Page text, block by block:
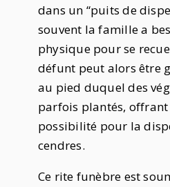
dans un “puits de
souvent la famille a
physique pour se
défunt peut alors être
au pied duquel des
parfois plantés,
possibilité pour la
cendres.
Ce rite funèbre est